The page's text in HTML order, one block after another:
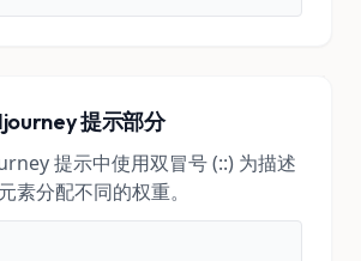
提示部分
提示中使用双冒号 (::) 为描述
素分配不同的权重。